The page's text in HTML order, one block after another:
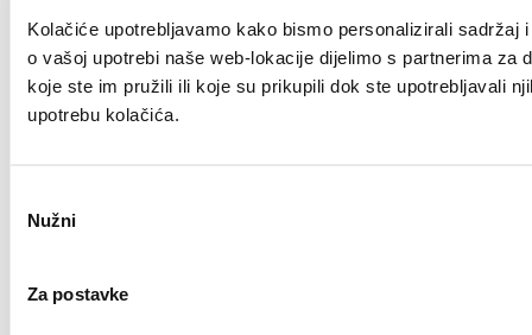
Kolačiće upotrebljavamo kako bismo personalizirali
o vašoj upotrebi naše web-lokacije dijelimo s partnerima za
koje ste im pružili ili koje su prikupili dok ste upotrebljavali
upotrebu kolačića.
pristanka
Nužni
Za postavke